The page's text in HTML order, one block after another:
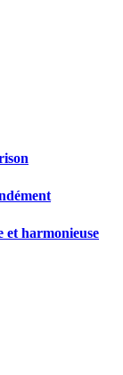
et harmonieuse